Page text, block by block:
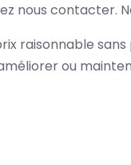
nous contacter.
raisonnable
ou